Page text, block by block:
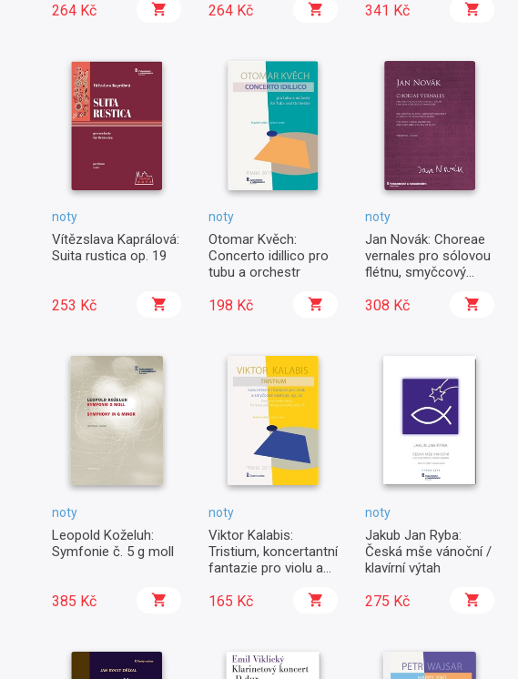
264 Kč 264 Kč 341 Kč
noty
Vítězslava Kaprálová:
Suita rustica op. 19
253 Kč
noty
Otomar Kvěch:
Concerto idillico pro
tubu a orchestr
198 Kč
noty
Jan Novák: Choreae
vernales pro sólovou
flétnu, smyčcový
celestou/klavírem
308 Kč
noty
Leopold Koželuh:
Symfonie č. 5 g moll
385 Kč
noty
Viktor Kalabis:
Tristium, koncertantní
fantazie pro violu a
op. 56 / klavírní výtah
165 Kč
noty
Jakub Jan Ryba:
Česká mše vánoční /
klavírní výtah
275 Kč